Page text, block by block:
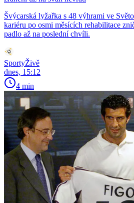
Švýcarská lyžařka s 48 výhrami ve
kariéru po osmi měsících rehabilitace
padlo až na poslední chvíli.
SportyŽivě
dnes, 15:12
4 min